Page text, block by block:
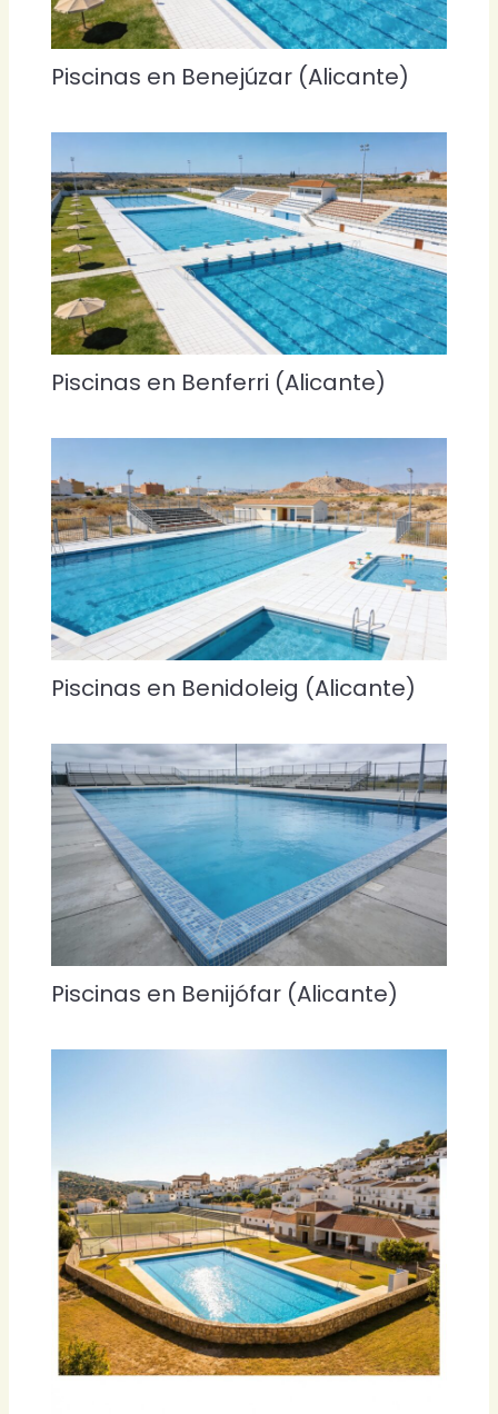
Piscinas en Benejúzar (Alicante)
Piscinas en Benferri (Alicante)
Piscinas en Benidoleig (Alicante)
Piscinas en Benijófar (Alicante)